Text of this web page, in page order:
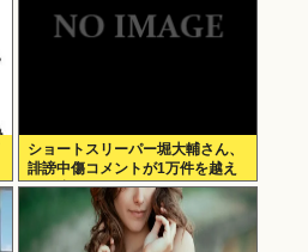
ショートスリーパー堀大輔さん、
誹謗中傷コメントが1万件を越え
て号泣してしまう